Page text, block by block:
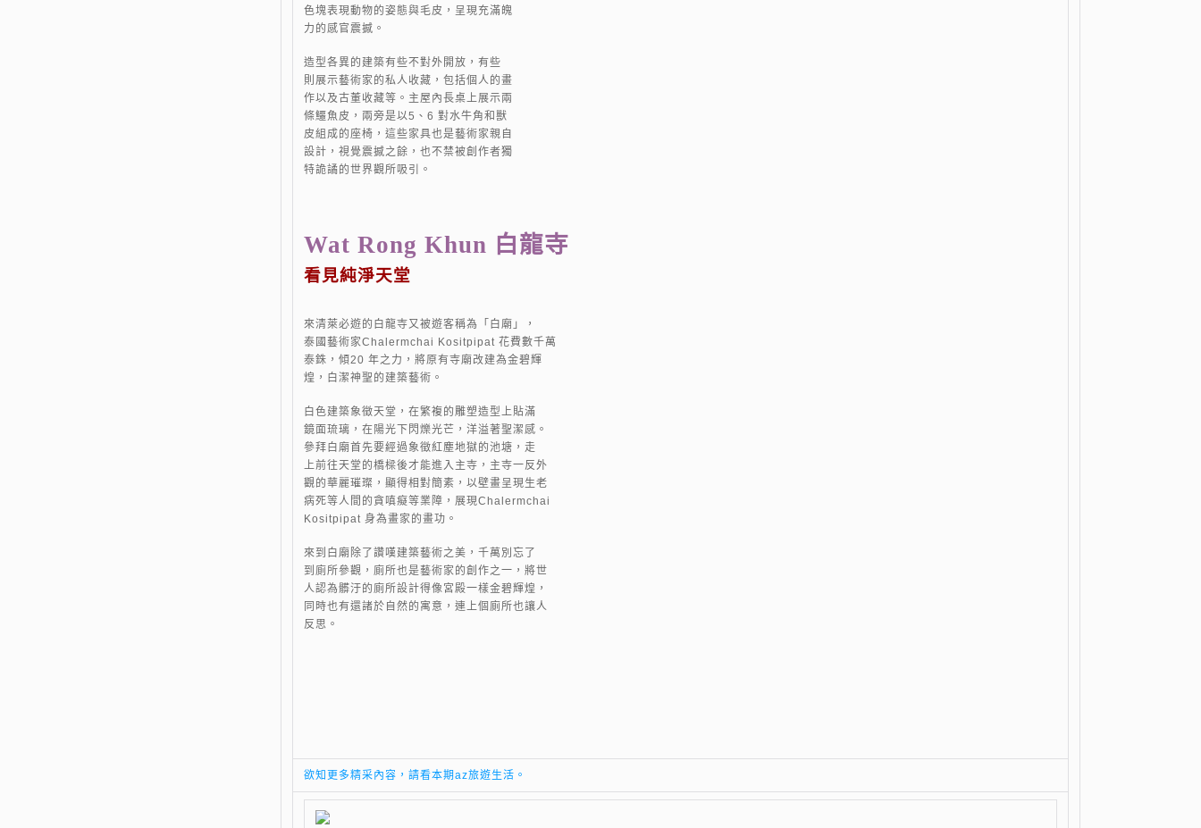
色塊表現動物的姿態與毛皮，呈現充滿魄
力的感官震撼。
造型各異的建築有些不對外開放，有些
則展示藝術家的私人收藏，包括個人的畫
作以及古董收藏等。主屋內長桌上展示兩
條鱷魚皮，兩旁是以5、6 對水牛角和獸
皮組成的座椅，這些家具也是藝術家親自
設計，視覺震撼之餘，也不禁被創作者獨
特詭譎的世界觀所吸引。
Wat Rong Khun 白龍寺
看見純淨天堂
來清萊必遊的白龍寺又被遊客稱為「白廟」，
泰國藝術家Chalermchai Kositpipat 花費數千萬
泰銖，傾20 年之力，將原有寺廟改建為金碧輝
煌，白潔神聖的建築藝術。
白色建築象徵天堂，在繁複的雕塑造型上貼滿
鏡面琉璃，在陽光下閃爍光芒，洋溢著聖潔感。
參拜白廟首先要經過象徵紅塵地獄的池塘，走
上前往天堂的橋樑後才能進入主寺，主寺一反外
觀的華麗璀璨，顯得相對簡素，以壁畫呈現生老
病死等人間的貪嗔癡等業障，展現Chalermchai
Kositpipat 身為畫家的畫功。
來到白廟除了讚嘆建築藝術之美，千萬別忘了
到廁所參觀，廁所也是藝術家的創作之一，將世
人認為髒汙的廁所設計得像宮殿一樣金碧輝煌，
同時也有還諸於自然的寓意，連上個廁所也讓人
反思。
欲知更多精采內容，請看本期az旅遊生活。